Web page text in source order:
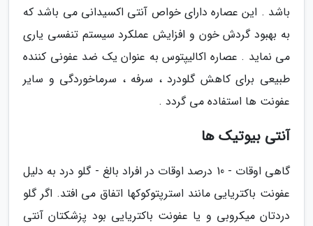
باشد . این عصاره دارای خواص آنتی اکسیدانی می باشد که
به بهبود گردش خون و افزایش عملکرد سیستم تنفسی یاری
می نماید . عصاره اکالیپتوس به عنوان یک ضد عفونی کننده
طبیعی برای کاهش گلودرد ، سرفه ، سرماخوردگی و سایر
عفونت ها استفاده می گردد .
آنتی بیوتیک ها
گاهی اوقات - 10 درصد اوقات در افراد بالغ - گلو درد به دلیل
عفونت باکتریایی مانند استرپتوکوکها اتفاق می افتد. اگر گلو
دردتان میکروبی و یا عفونت باکتریایی بود پزشکتان آنتی